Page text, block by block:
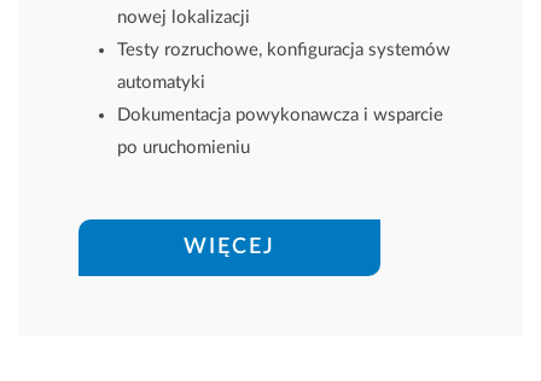
nowej lokalizacji
Testy rozruchowe, konfiguracja systemów
automatyki
Dokumentacja powykonawcza i wsparcie
po uruchomieniu
WIĘCEJ